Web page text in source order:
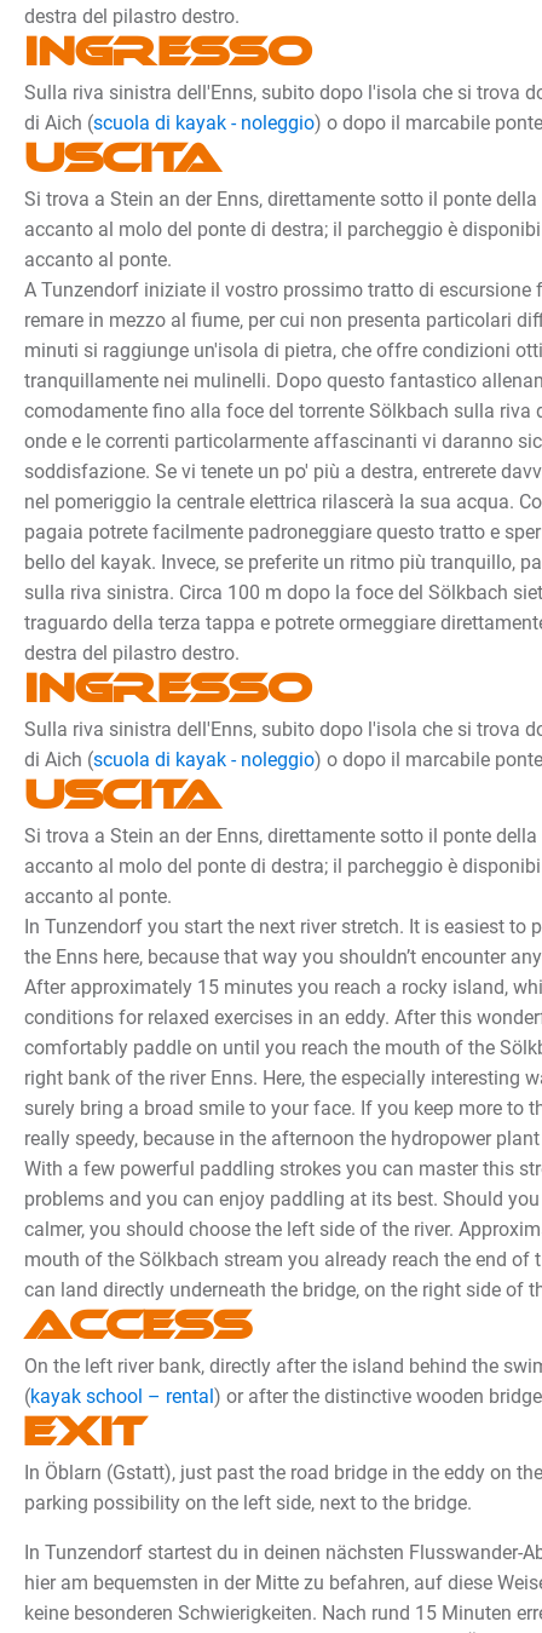
destra del pilastro destro.
Ingresso
Sulla riva sinistra dell'Enns, subito dopo l'isola che si trova
di Aich (scuola di kayak - noleggio) o dopo il marcabile
Uscita
Si trova a Stein an der Enns, direttamente sotto il ponte
accanto al molo del ponte di destra; il parcheggio è
accanto al ponte.
A Tunzendorf iniziate il vostro prossimo tratto di escursione
remare in mezzo al fiume, per cui non presenta particolari
minuti si raggiunge un'isola di pietra, che offre condizioni
tranquillamente nei mulinelli. Dopo questo fantastico
comodamente fino alla foce del torrente Sölkbach sulla riva
onde e le correnti particolarmente affascinanti vi daranno
soddisfazione. Se vi tenete un po' più a destra, entrerete
nel pomeriggio la centrale elettrica rilascerà la sua acqua.
pagaia potrete facilmente padroneggiare questo tratto e
bello del kayak. Invece, se preferite un ritmo più tranquillo,
sulla riva sinistra. Circa 100 m dopo la foce del Sölkbach
traguardo della terza tappa e potrete ormeggiare
destra del pilastro destro.
Ingresso
Sulla riva sinistra dell'Enns, subito dopo l'isola che si trova
di Aich (scuola di kayak - noleggio) o dopo il marcabile
Uscita
Si trova a Stein an der Enns, direttamente sotto il ponte
accanto al molo del ponte di destra; il parcheggio è
accanto al ponte.
In Tunzendorf you start the next river stretch. It is easiest to
the Enns here, because that way you shouldn’t encounter
After approximately 15 minutes you reach a rocky island,
conditions for relaxed exercises in an eddy. After this
comfortably paddle on until you reach the mouth of the
right bank of the river Enns. Here, the especially interesting
surely bring a broad smile to your face. If you keep more to
really speedy, because in the afternoon the hydropower
With a few powerful paddling strokes you can master this
problems and you can enjoy paddling at its best. Should
calmer, you should choose the left side of the river.
mouth of the Sölkbach stream you already reach the end of
can land directly underneath the bridge, on the right side of
Access
On the left river bank, directly after the island behind the
(kayak school – rental) or after the distinctive wooden
Exit
In Öblarn (Gstatt), just past the road bridge in the eddy on
parking possibility on the left side, next to the bridge.
In Tunzendorf startest du in deinen nächsten Flusswander-
hier am bequemsten in der Mitte zu befahren, auf diese
keine besonderen Schwierigkeiten. Nach rund 15 Minuten